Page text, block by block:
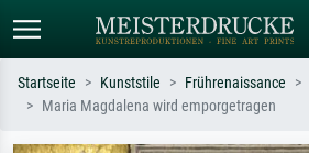
Startseite Kunststile Frührenaissance
Maria Magdalena wird emporgetragen